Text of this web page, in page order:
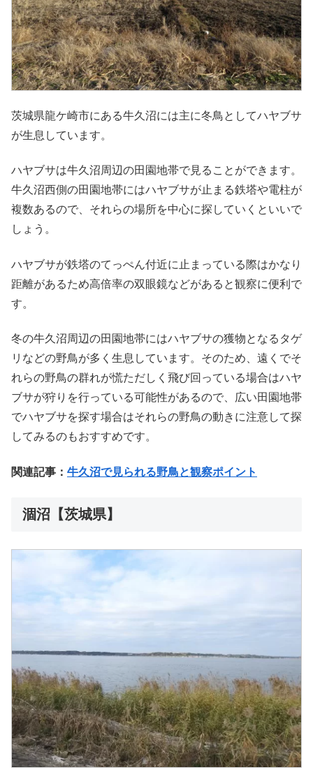
茨城県龍ケ崎市にある牛久沼には主に冬鳥としてハヤブサ
が生息しています。
ハヤブサは牛久沼周辺の田園地帯で見ることができます。
牛久沼西側の田園地帯にはハヤブサが止まる鉄塔や電柱が
複数あるので、それらの場所を中心に探していくといいで
しょう。
ハヤブサが鉄塔のてっぺん付近に止まっている際はかなり
距離があるため高倍率の双眼鏡などがあると観察に便利で
す。
冬の牛久沼周辺の田園地帯にはハヤブサの獲物となるタゲ
リなどの野鳥が多く生息しています。そのため、遠くでそ
れらの野鳥の群れが慌ただしく飛び回っている場合はハヤ
ブサが狩りを行っている可能性があるので、広い田園地帯
でハヤブサを探す場合はそれらの野鳥の動きに注意して探
してみるのもおすすめです。
関連記事： 牛久沼で見られる野鳥と観察ポイント
涸沼【茨城県】